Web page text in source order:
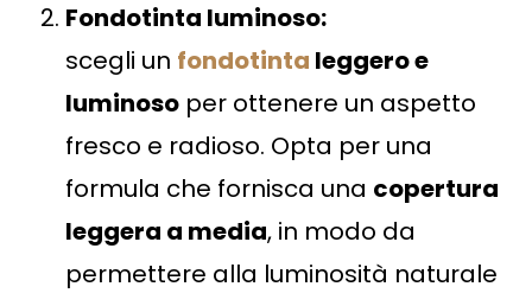
Fondotinta luminoso:
scegli un fondotinta leggero e
luminoso per ottenere un aspetto
fresco e radioso. Opta per una
formula che fornisca una copertura
leggera a media, in modo da
permettere alla luminosità naturale